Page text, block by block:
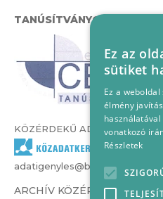
TANÚSÍTVÁNYOK
KÖZÉRDEKŰ ADATOK
adatigenyles@bvcs.hu
ARCHÍV KÖZÉRDEKŰ
Ez az
sütiket
Ez a
élmény
vonatkozó
Részletek